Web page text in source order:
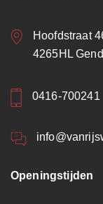
Hoofdstraat
4265HL
0416-700241
Openingstijden